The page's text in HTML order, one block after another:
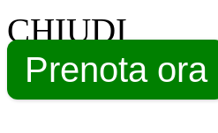
CHIUDI
Prenota ora